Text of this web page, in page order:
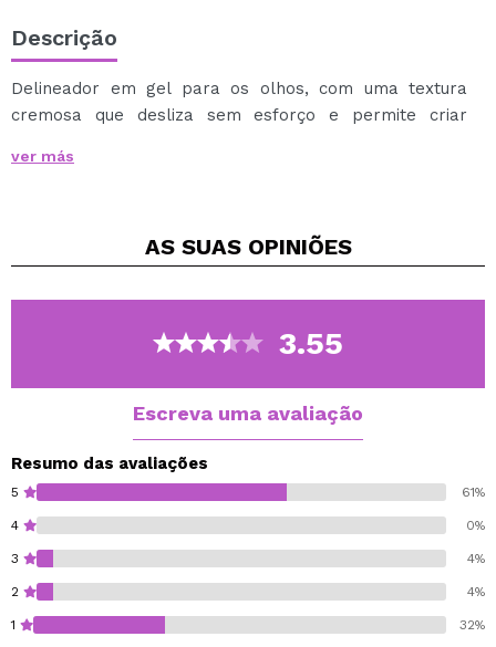
Descrição
Delineador em gel para os olhos, com uma textura
cremosa que desliza sem esforço e permite criar
É preto e resistente à água.
ver más
AS SUAS OPINIÕES
3.55
Escreva uma avaliação
Resumo das avaliações
5 61%
4 0%
3 4%
2 4%
1 32%